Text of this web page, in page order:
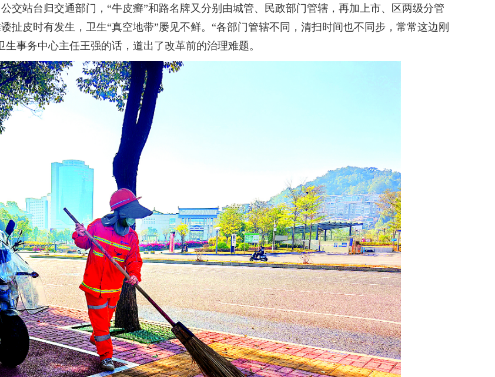
交站台归交通部门，“牛皮癣”和路名牌又分别由城管、民政部门管辖，再加上市、区两级分管
扯皮时有发生，卫生“真空地带”屡见不鲜。“各部门管辖不同，清扫时间也不同步，常常这边刚
事务中心主任王强的话，道出了改革前的治理难题。